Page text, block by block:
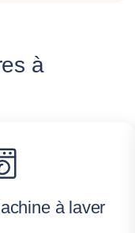
à
à laver